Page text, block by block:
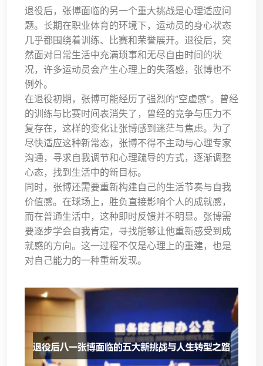
退役后，张博面临的另一个重大挑战是心理适应问
题。长期在职业体育的环境下，运动员的身心状态
几乎都围绕着训练、比赛和荣誉展开。退役后，突
然面对日常生活中充满琐事和无尽自由时间的状
况，许多运动员会产生心理上的失落感，张博也不
例外。
在退役初期，张博可能经历了强烈的“空虚感”。曾经
的训练与比赛时间表消失了，曾经的竞争与压力不
复存在，这样的变化让张博感到迷茫与焦虑。为了
尽快适应这种新常态，张博不得不主动与心理专家
沟通，寻求自我调节和心理疏导的方式，逐渐调整
心态，找到生活中的新目标。
同时，张博还需要重新构建自己的生活节奏与自我
价值感。在球场上，胜负直接影响个人的成就感，
而在普通生活中，这种即时反馈并不明显。张博需
要逐步学会自我肯定，寻找能够让他重新感受到成
就感的方向。这一过程不仅是心理上的重建，也是
对自己能力的一种重新发现。